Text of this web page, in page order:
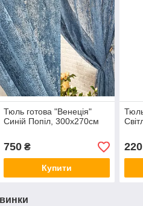
Тюль готова "Венеція"
Синій Попіл, 300х270см
750₴
Купити
220